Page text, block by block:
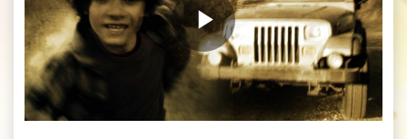
Play
Video